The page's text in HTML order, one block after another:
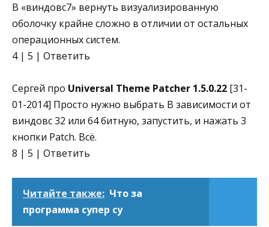
В «виндовс7» вернуть визуализированную
оболочку крайне сложно в отличии от остальных
операционных систем.
4 | 5 | Ответить
Сергей про Universal Theme Patcher 1.5.0.22 [31-
01-2014] Просто нужно выбрать В зависимости от
виндовс 32 или 64 битную, запустить, и нажать 3
кнопки Patch. Всё.
8 | 5 | Ответить
Читайте также: Что за
программа супер су